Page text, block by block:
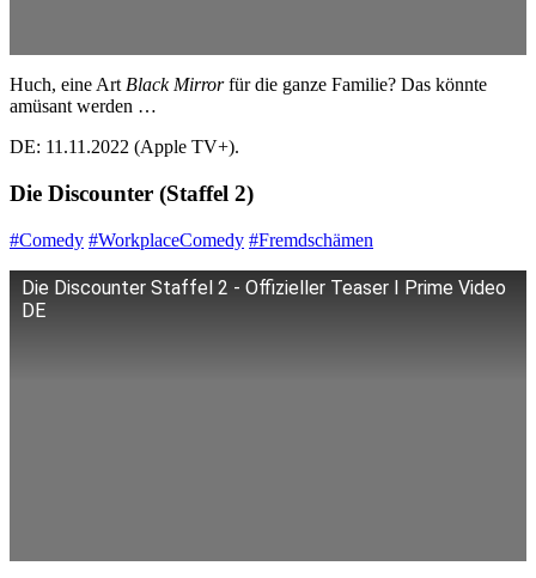
Huch, eine ArtBlack Mirrorfür die ganze Familie? Das könnte
amüsant werden …
DE: 11.11.2022 (Apple TV+).
Die Discounter (Staffel 2)
#Comedy #WorkplaceComedy #Fremdschämen
Die Discounter Staffel 2 - Offizieller Teaser I Prime Video
DE